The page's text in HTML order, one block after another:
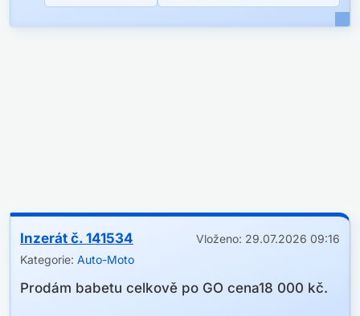
Inzerát č. 141534
Vloženo: 29.07.2026 09:16
Kategorie: Auto-Moto
Prodám babetu celkově po GO cena18 000 kč.